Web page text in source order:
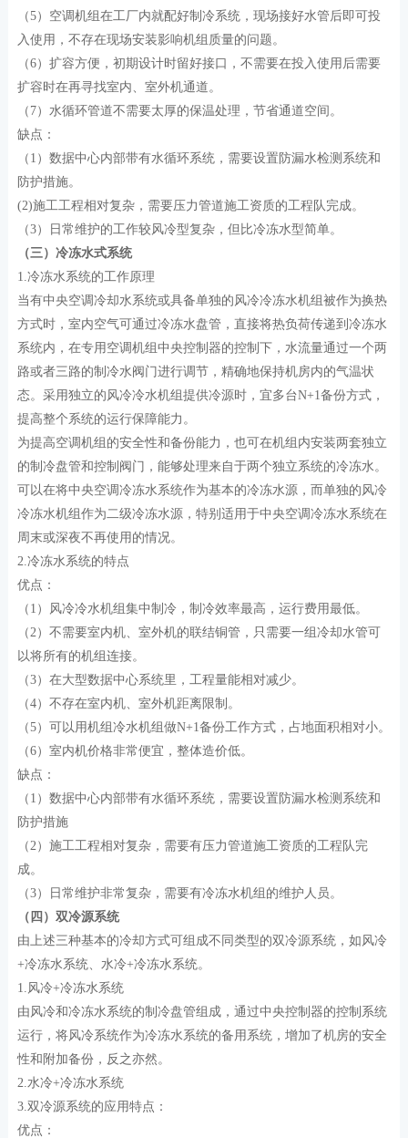
（5）空调机组在工厂内就配好制冷系统，现场接好水管后即可投
入使用，不存在现场安装影响机组质量的问题。
（6）扩容方便，初期设计时留好接口，不需要在投入使用后需要
扩容时在再寻找室内、室外机通道。
（7）水循环管道不需要太厚的保温处理，节省通道空间。
缺点：
（1）数据中心内部带有水循环系统，需要设置防漏水检测系统和
防护措施。
(2)施工工程相对复杂，需要压力管道施工资质的工程队完成。
（3）日常维护的工作较风冷型复杂，但比冷冻水型简单。
（三）冷冻水式系统
1.冷冻水系统的工作原理
当有中央空调冷却水系统或具备单独的风冷冷冻水机组被作为换热
方式时，室内空气可通过冷冻水盘管，直接将热负荷传递到冷冻水
系统内，在专用空调机组中央控制器的控制下，水流量通过一个两
路或者三路的制冷水阀门进行调节，精确地保持机房内的气温状
态。采用独立的风冷冷水机组提供冷源时，宜多台N+1备份方式，
提高整个系统的运行保障能力。
为提高空调机组的安全性和备份能力，也可在机组内安装两套独立
的制冷盘管和控制阀门，能够处理来自于两个独立系统的冷冻水。
可以在将中央空调冷冻水系统作为基本的冷冻水源，而单独的风冷
冷冻水机组作为二级冷冻水源，特别适用于中央空调冷冻水系统在
周末或深夜不再使用的情况。
2.冷冻水系统的特点
优点：
（1）风冷冷水机组集中制冷，制冷效率最高，运行费用最低。
（2）不需要室内机、室外机的联结铜管，只需要一组冷却水管可
以将所有的机组连接。
（3）在大型数据中心系统里，工程量能相对减少。
（4）不存在室内机、室外机距离限制。
（5）可以用机组冷水机组做N+1备份工作方式，占地面积相对小。
（6）室内机价格非常便宜，整体造价低。
缺点：
（1）数据中心内部带有水循环系统，需要设置防漏水检测系统和
防护措施
（2）施工工程相对复杂，需要有压力管道施工资质的工程队完
成。
（3）日常维护非常复杂，需要有冷冻水机组的维护人员。
（四）双冷源系统
由上述三种基本的冷却方式可组成不同类型的双冷源系统，如风冷
+冷冻水系统、水冷+冷冻水系统。
1.风冷+冷冻水系统
由风冷和冷冻水系统的制冷盘管组成，通过中央控制器的控制系统
运行，将风冷系统作为冷冻水系统的备用系统，增加了机房的安全
性和附加备份，反之亦然。
2.水冷+冷冻水系统
3.双冷源系统的应用特点：
优点：